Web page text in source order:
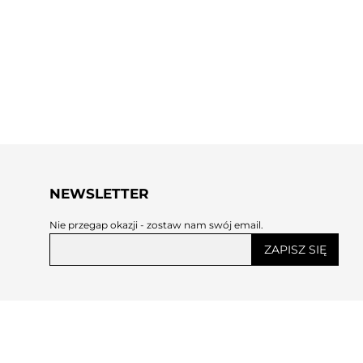
NEWSLETTER
Nie przegap okazji - zostaw nam swój email.
ZAPISZ SIĘ